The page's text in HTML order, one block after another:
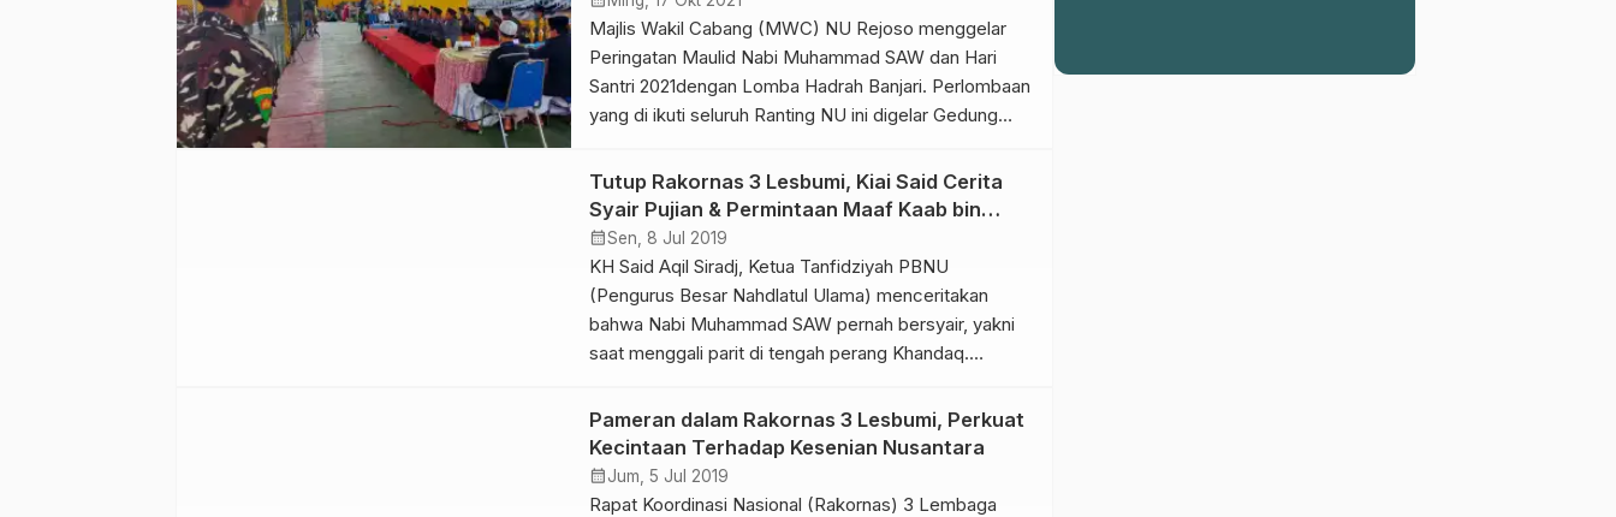
Lesbumi NU […]
Majlis Wakil Cabang (MWC) NU Rejoso menggelar
Peringatan Maulid Nabi Muhammad SAW dan Hari
Santri 2021dengan Lomba Hadrah Banjari. Perlombaan
yang di ikuti seluruh Ranting NU ini digelar Gedung
Rejoso (17/10/2021). Seluruh ranting antusias mengikuti
lomba tersebut. Sejak pagi peserta sudah memadati
area perlombaan tersebut. Menurut ketua MWCNU
Rejoso, […]
Tutup Rakornas 3 Lesbumi, Kiai Said Cerita
Syair Pujian & Permintaan Maaf Kaab bin
Zuhair
calendar_monthSen, 8 Jul 2019
KH Said Aqil Siradj, Ketua Tanfidziyah PBNU
(Pengurus Besar Nahdlatul Ulama) menceritakan
bahwa Nabi Muhammad SAW pernah bersyair, yakni
saat menggali parit di tengah perang Khandaq.
semangat dan bangkit untuk mempertahankan kota
madinah dari serangan musuh,” ujarnya saat
memberikan sambutan dalam penutupan Rakornas 3
LESBUMI PBNU yang digelar […]
Pameran dalam Rakornas 3 Lesbumi, Perkuat
Kecintaan Terhadap Kesenian Nusantara
calendar_monthJum, 5 Jul 2019
Rapat Koordinasi Nasional (Rakornas) 3 Lembaga